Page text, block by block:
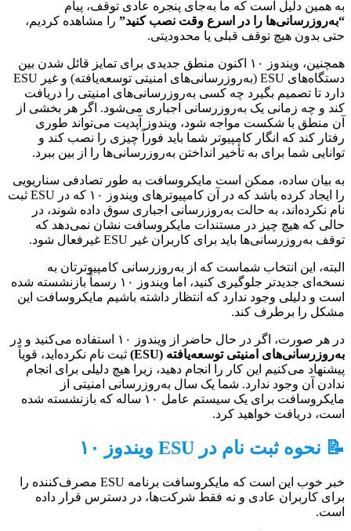
به همین دلیل است که ما به‌جای پنجره عادی توقف، پیام
“به‌روزرسانی‌ها را در اسرع وقت نصب کنید” را مشاهده کردیم،
حتی بدون هیچ توقف قبلی یا محدودیتی.
همچنین، ویندوز ۱۰ اکنون منطق جدیدی برای تمایز قائل شدن بین
دستگاه‌های ESU (به‌روزرسانی‌های امنیتی توسعه‌یافته) و غیر ESU
دارد تا تصمیم بگیرد چه کسی به‌روزرسانی‌های امنیتی را دریافت
کند و چه زمانی یک به‌روزرسانی اجباری می‌شود. اگر هر بخشی از
آن منطق با شکست مواجه شود، ویندوز آپدیت می‌تواند طوری
رفتار کند که انگار کامپیوتر شما باید فوراً چیزی را نصب کند و
توانایی شما برای به تأخیر انداختن به‌روزرسانی‌ها را از بین ببرد.
به بیان ساده، ممکن است مایکروسافت به طور تصادفی سناریویی
را ایجاد کرده باشد که در آن کامپیوترهای ویندوز ۱۰ که در ESU ثبت
نام نکرده‌اند، به حالت به‌روزرسانی اجباری سوق داده شوند، در
حالی که هیچ چیز در مستندات مایکروسافت نشان نمی‌دهد که
توقف به‌روزرسانی‌ها باید برای کاربران غیر ESU غیرفعال شود.
البته، این انتخاب شماست که از به‌روزرسانی کامپیوترتان به
نسخه‌ای جدیدتر جلوگیری کنید، اما ویندوز ۱۰ رسماً بازنشسته شده
است و دلیلی وجود ندارد که انتظار داشته باشیم مایکروسافت این
مشکل را برطرف کند.
در هر صورت، اگر در حال حاضر از ویندوز ۱۰ استفاده می‌کنید و در
به‌روزرسانی‌های امنیتی توسعه‌یافته (ESU)
ثبت نام نکرده‌اید، قویاً
پیشنهاد می‌کنیم این کار را انجام دهید، زیرا هیچ دلیلی برای انجام
ندادن آن وجود ندارد. شما یک سال به‌روزرسانی امنیتی از
مایکروسافت برای یک سیستم عامل ۱۰ ساله که بازنشسته شده
است، دریافت خواهید کرد.
📝 نحوه ثبت نام در ESU ویندوز ۱۰
خبر خوب این است که مایکروسافت برنامه ESU مصرف‌کننده را
برای کاربران عادی و نه فقط شرکت‌ها، در دسترس قرار داده
است.